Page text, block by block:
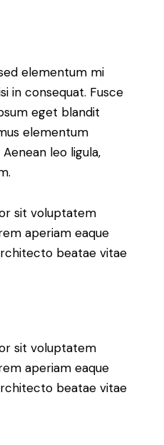
elementum mi
in consequat. Fusce
eget blandit
elementum
leo ligula,
sit voluptatem
aperiam eaque
beatae vitae
sit voluptatem
aperiam eaque
beatae vitae